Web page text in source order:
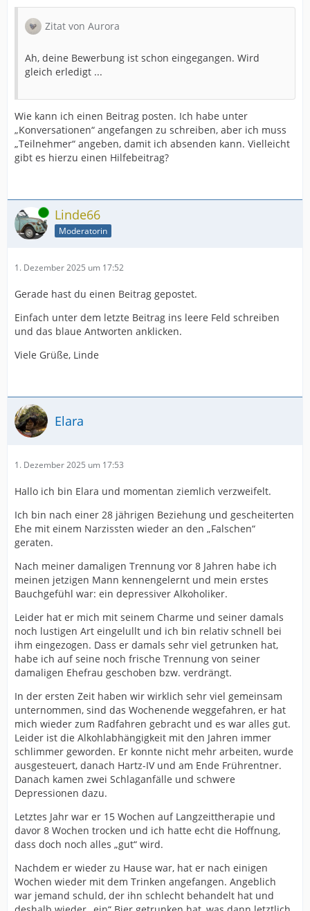
Zitat von Aurora
Ah, deine Bewerbung ist schon eingegangen. Wird
gleich erledigt ...
Wie kann ich einen Beitrag posten. Ich habe unter
„Konversationen“ angefangen zu schreiben, aber ich muss
„Teilnehmer“ angeben, damit ich absenden kann. Vielleicht
gibt es hierzu einen Hilfebeitrag?
Online Linde66
Moderatorin
1. Dezember 2025 um 17:52
Gerade hast du einen Beitrag gepostet.
Einfach unter dem letzte Beitrag ins leere Feld schreiben
und das blaue Antworten anklicken.
Viele Grüße, Linde
Elara
1. Dezember 2025 um 17:53
Hallo ich bin Elara und momentan ziemlich verzweifelt.
Ich bin nach einer 28 jährigen Beziehung und gescheiterten
Ehe mit einem Narzissten wieder an den „Falschen“
geraten.
Nach meiner damaligen Trennung vor 8 Jahren habe ich
meinen jetzigen Mann kennengelernt und mein erstes
Bauchgefühl war: ein depressiver Alkoholiker.
Leider hat er mich mit seinem Charme und seiner damals
noch lustigen Art eingelullt und ich bin relativ schnell bei
ihm eingezogen. Dass er damals sehr viel getrunken hat,
habe ich auf seine noch frische Trennung von seiner
damaligen Ehefrau geschoben bzw. verdrängt.
In der ersten Zeit haben wir wirklich sehr viel gemeinsam
unternommen, sind das Wochenende weggefahren, er hat
mich wieder zum Radfahren gebracht und es war alles gut.
Leider ist die Alkohlabhängigkeit mit den Jahren immer
schlimmer geworden. Er konnte nicht mehr arbeiten, wurde
ausgesteuert, danach Hartz-IV und am Ende Frührentner.
Danach kamen zwei Schlaganfälle und schwere
Depressionen dazu.
Letztes Jahr war er 15 Wochen auf Langzeittherapie und
davor 8 Wochen trocken und ich hatte echt die Hoffnung,
dass doch noch alles „gut“ wird.
Nachdem er wieder zu Hause war, hat er nach einigen
Wochen wieder mit dem Trinken angefangen. Angeblich
war jemand schuld, der ihn schlecht behandelt hat und